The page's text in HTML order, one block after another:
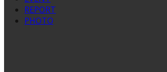
REPORT
PHOTO